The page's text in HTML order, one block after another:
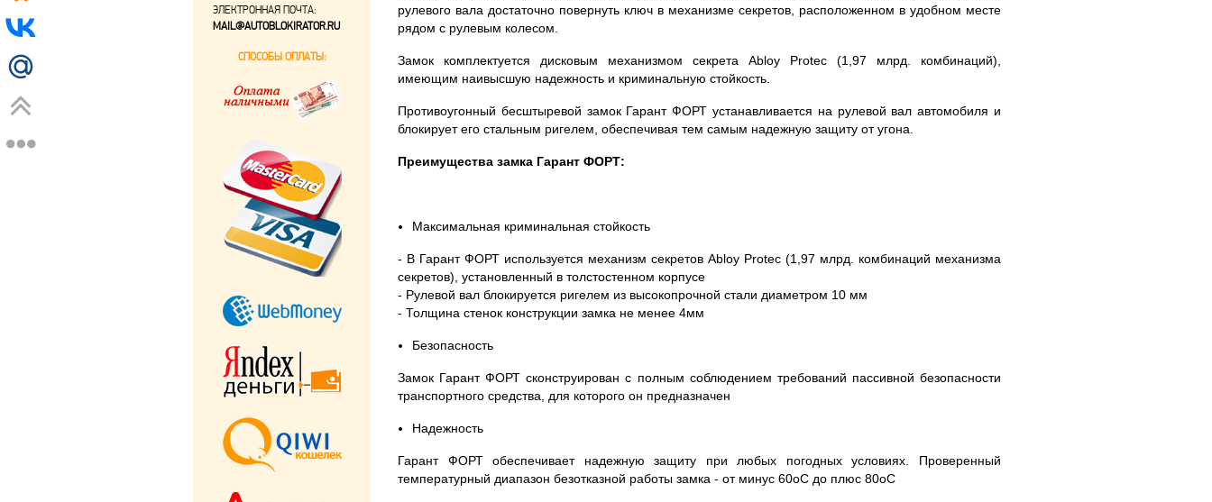
рулевого вала достаточно повернуть ключ в механизме секретов, расположенном в удобном месте
рядом с рулевым колесом.
Замок комплектуется дисковым механизмом секрета Abloy Protec (1,97 млрд. комбинаций),
имеющим наивысшую надежность и криминальную стойкость.
Противоугонный бесштыревой замок Гарант ФОРТ устанавливается на рулевой вал автомобиля и
блокирует его стальным ригелем, обеспечивая тем самым надежную защиту от угона.
Преимущества замка Гарант ФОРТ:
Максимальная криминальная стойкость
- В Гарант ФОРТ используется механизм секретов Abloy Protec (1,97 млрд. комбинаций механизма
секретов), установленный в толстостенном корпусе
- Рулевой вал блокируется ригелем из высокопрочной стали диаметром 10 мм
- Толщина стенок конструкции замка не менее 4мм
Безопасность
Замок Гарант ФОРТ сконструирован с полным соблюдением требований пассивной безопасности
транспортного средства, для которого он предназначен
Надежность
Гарант ФОРТ обеспечивает надежную защиту при любых погодных условиях. Проверенный
температурный диапазон безотказной работы замка - от минус 60оС до плюс 80оС
ЭЛЕКТРОННАЯ ПОЧТА:
MAIL@AUTOBLOKIRATOR.RU
СПОСОБЫ ОПЛАТЫ: